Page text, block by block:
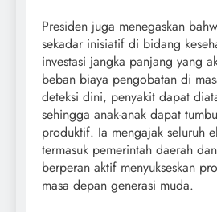
Presiden juga menegaskan
sekadar inisiatif di bidang
investasi jangka panjang yang
beban biaya pengobatan di
deteksi dini, penyakit dapat
sehingga anak-anak dapat
produktif. Ia mengajak seluruh
termasuk pemerintah daerah
berperan aktif menyukseskan
masa depan generasi muda.